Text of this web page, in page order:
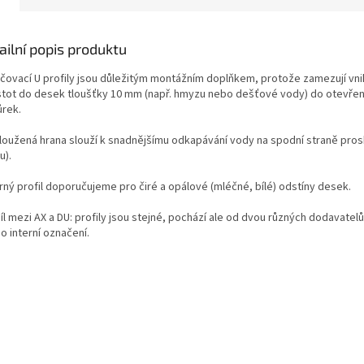
popis produktu
U profily jsou důležitým montážním doplňkem, protože zamezují
do desek tloušťky 10 mm (např. hmyzu nebo dešťové vody) do
hrana slouží k snadnějšímu odkapávání vody na spodní straně
profil doporučujeme pro čiré a opálové (mléčné, bílé) odstíny desek.
mezi AX a DU: profily jsou stejné, pochází ale od dvou různých
interní označení.